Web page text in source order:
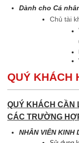
Dành cho Cá
Chủ tài
QUÝ KHÁCH
QUÝ KHÁCH CẦN
CÁC TRƯỜNG
NHÂN VIÊN KINH